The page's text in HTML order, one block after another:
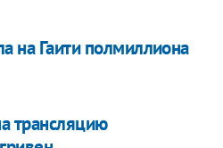
на Гаити полмиллиона
трансляцию